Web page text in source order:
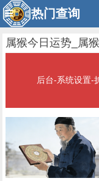
热门查询
属猴今日运势_属
后台-系统设置-